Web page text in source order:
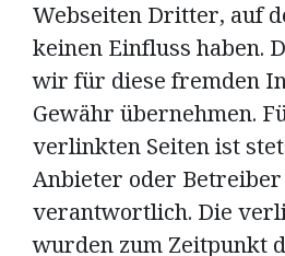
Webseiten Dritter, auf
keinen Einfluss haben.
wir für diese fremden
Gewähr übernehmen.
verlinkten Seiten ist
Anbieter oder
verantwortlich. Die
wurden zum Zeitpunkt